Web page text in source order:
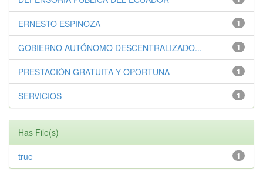
1
ERNESTO ESPINOZA
1
GOBIERNO AUTÓNOMO DESCENTRALIZADO...
1
PRESTACIÓN GRATUITA Y OPORTUNA
1
SERVICIOS
Has File(s)
1
true